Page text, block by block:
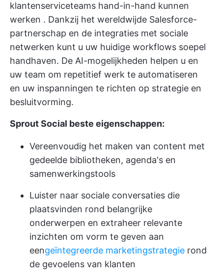
klantenserviceteams hand-in-hand kunnen
werken . Dankzij het wereldwijde Salesforce-
partnerschap en de integraties met sociale
netwerken kunt u uw huidige workflows soepel
handhaven. De AI-mogelijkheden helpen u en
uw team om repetitief werk te automatiseren
en uw inspanningen te richten op strategie en
besluitvorming.
Sprout Social beste eigenschappen:
Vereenvoudig het maken van content met
gedeelde bibliotheken, agenda's en
samenwerkingstools
Luister naar sociale conversaties die
plaatsvinden rond belangrijke
onderwerpen en extraheer relevante
inzichten om vorm te geven aan
eengeïntegreerde marketingstrategie rond
de gevoelens van klanten